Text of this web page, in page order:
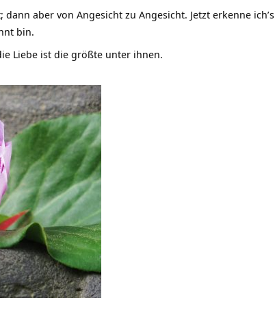
aber von Angesicht zu Angesicht. Jetzt erkenne ich’s
bin.
Liebe ist die größte unter ihnen.